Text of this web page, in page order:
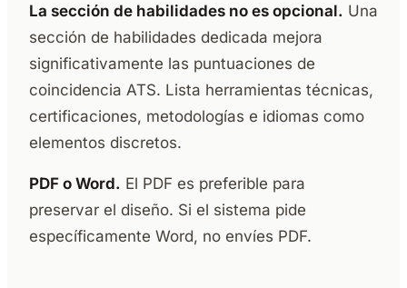
La sección de habilidades no es opcional. Una
sección de habilidades dedicada mejora
significativamente las puntuaciones de
coincidencia ATS. Lista herramientas técnicas,
certificaciones, metodologías e idiomas como
elementos discretos.
PDF o Word. El PDF es preferible para
preservar el diseño. Si el sistema pide
específicamente Word, no envíes PDF.